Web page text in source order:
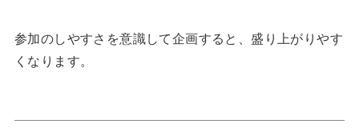
参加のしやすさを意識して企画すると、盛り上がりやす
くなります。